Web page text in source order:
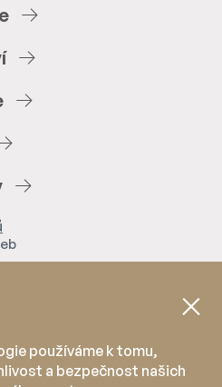
používáme k tomu,
a bezpečnost našich